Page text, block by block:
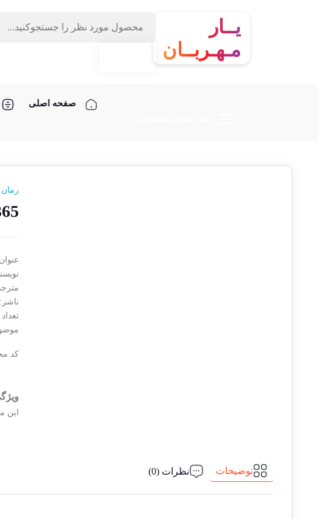
یــار
مـهـربــان
صفحه اصلی
رمان
365 روز
عنوان:365 روز
تعداد
کد
این
توضیحات نظرات (0)